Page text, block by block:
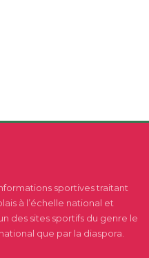
sportives traitant
à l’échelle national et
des sites sportifs du genre le
que par la diaspora.